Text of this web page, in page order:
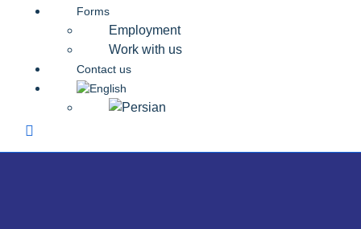
Forms
Employment
Work with us
Contact us